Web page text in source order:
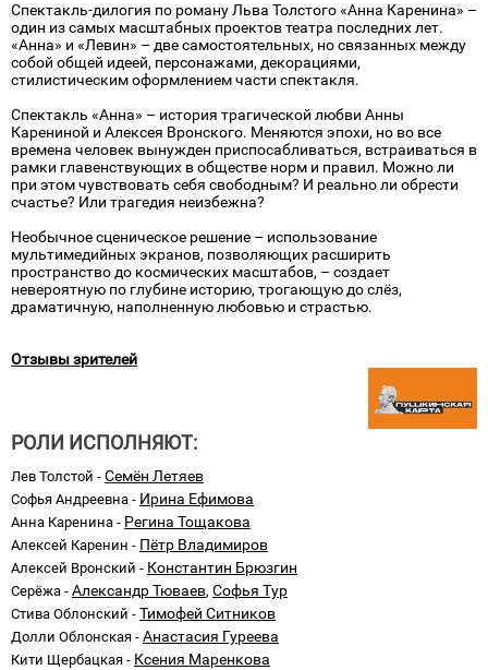
Спектакль-дилогия по роману Льва Толстого «Анна Каренина» –
один из самых масштабных проектов театра последних лет.
«Анна» и «Левин» – две самостоятельных, но связанных между
собой общей идеей, персонажами, декорациями,
стилистическим оформлением части спектакля.
Спектакль «Анна» – история трагической любви Анны
Карениной и Алексея Вронского. Меняются эпохи, но во все
времена человек вынужден приспосабливаться, встраиваться в
рамки главенствующих в обществе норм и правил. Можно ли
при этом чувствовать себя свободным? И реально ли обрести
счастье? Или трагедия неизбежна?
Необычное сценическое решение – использование
мультимедийных экранов, позволяющих расширить
пространство до космических масштабов, – создает
невероятную по глубине историю, трогающую до слёз,
драматичную, наполненную любовью и страстью.
Отзывы зрителей
РОЛИ ИСПОЛНЯЮТ:
Лев Толстой - Семён Летяев
Софья Андреевна - Ирина Ефимова
Анна Каренина - Регина Тощакова
Алексей Каренин - Пётр Владимиров
Алексей Вронский - Константин Брюзгин
Серёжа - Александр Тюваев, Софья Тур
Стива Облонский - Тимофей Ситников
Долли Облонская - Анастасия Гуреева
Кити Щербацкая - Ксения Маренкова